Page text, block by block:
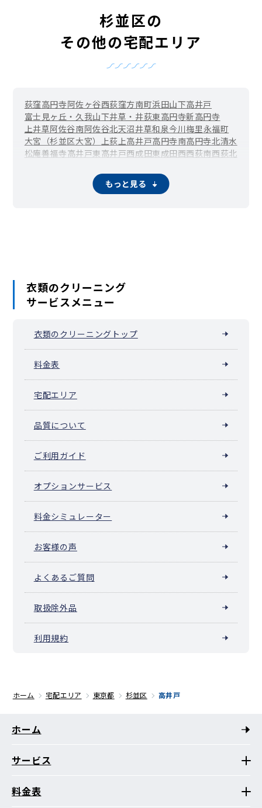
杉並区の
その他の宅配エリア
荻窪高円寺阿佐ヶ谷西荻窪方南町浜田山下高井戸
富士見ヶ丘・久我山下井草・井荻東高円寺新高円寺
上井草阿佐谷南阿佐谷北天沼井草和泉今川梅里永福町
大宮（杉並区大宮）
上荻 上高井戸高円寺南高円寺北清水
松庵善福寺高井戸東高井戸西成田東成田西西荻南西荻北
もっと見る
衣類のクリーニング
サービスメニュー
衣類のクリーニングトップ
料金表
宅配エリア
品質について
ご利用ガイド
オプションサービス
料金シミュレーター
お客様の声
よくあるご質問
取扱除外品
利用規約
ホーム 宅配エリア 東京都 杉並区 高井戸
ホーム
サービス
料金表